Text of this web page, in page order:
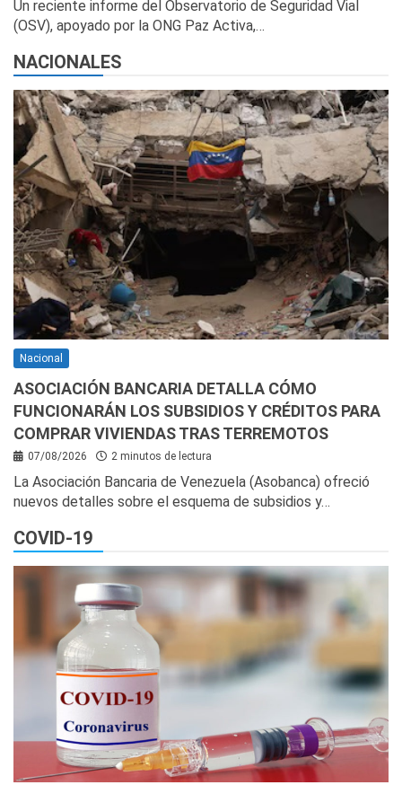
Un reciente informe del Observatorio de Seguridad Vial
(OSV), apoyado por la ONG Paz Activa,…
NACIONALES
Nacional
ASOCIACIÓN BANCARIA DETALLA CÓMO
FUNCIONARÁN LOS SUBSIDIOS Y CRÉDITOS PARA
COMPRAR VIVIENDAS TRAS TERREMOTOS
07/08/2026 2 minutos de lectura
La Asociación Bancaria de Venezuela (Asobanca) ofreció
nuevos detalles sobre el esquema de subsidios y…
COVID-19